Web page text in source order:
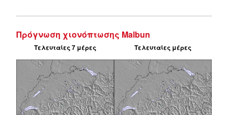
Πρόγνωση χιονόπτωσης Malbun
Τελευταίες 7 μέρες Τελευταίες μέρες